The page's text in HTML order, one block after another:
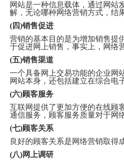
网站是一种信息载体，通过网站
解，无论哪种网络营销方式，结
(四)销售促进
营销的基本目的是为增加销售提
于促进网上销售，事实上，网络
(五)销售渠道
一个具备网上交易功能的企业网
网站本身，还包括建立在综合电
(六)顾客服务
互联网提供了更加方便的在线顾
通信服务，顾客服务质量对于网
(七)顾客关系
良好的顾客关系是网络营销取得
(八)网上调研